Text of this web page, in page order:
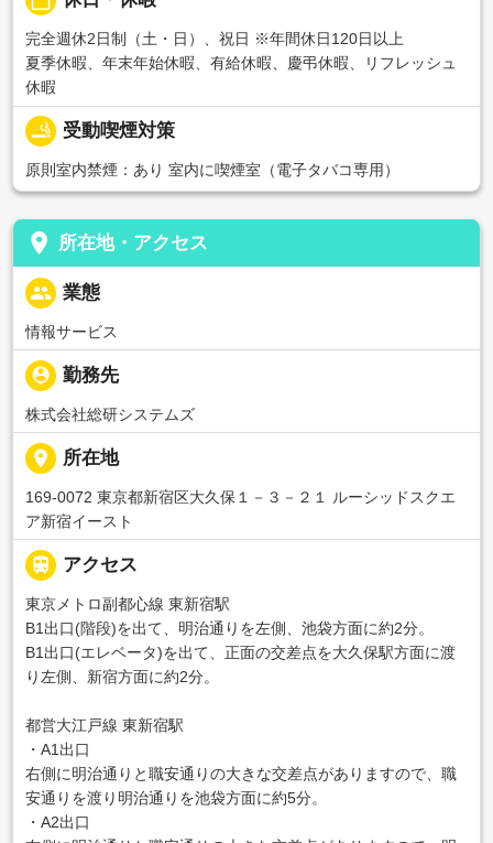
完全週休2日制（土・日）、祝日 ※年間休日120日以上
夏季休暇、年末年始休暇、有給休暇、慶弔休暇、リフレッシュ
休暇
smoking_rooms 受動喫煙対策
原則室内禁煙：あり 室内に喫煙室（電子タバコ専用）
place 所在地・アクセス
people 業態
情報サービス
person_pin 勤務先
株式会社総研システムズ
place 所在地
169-0072 東京都新宿区大久保１－３－２１ ルーシッドスクエ
ア新宿イースト
 アクセス
東京メトロ副都心線 東新宿駅
B1出口(階段)を出て、明治通りを左側、池袋方面に約2分。
B1出口(エレベータ)を出て、正面の交差点を大久保駅方面に渡
り左側、新宿方面に約2分。
都営大江戸線 東新宿駅
・A1出口
右側に明治通りと職安通りの大きな交差点がありますので、職
安通りを渡り明治通りを池袋方面に約5分。
・A2出口